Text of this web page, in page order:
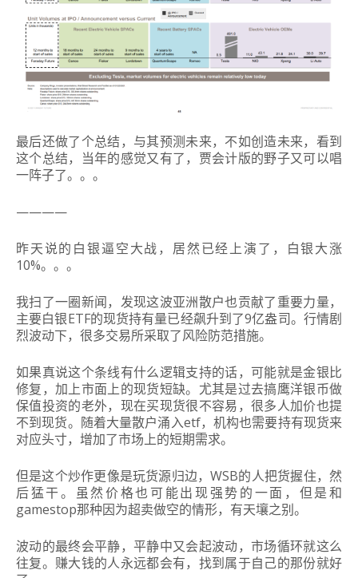
最后还做了个总结，与其预测未来，不如创造未来，看到
这个总结，当年的感觉又有了，贾会计版的野子又可以唱
一阵子了。。。
————
昨天说的白银逼空大战，居然已经上演了，白银大涨
10%。。。
我扫了一圈新闻，发现这波亚洲散户也贡献了重要力量，
主要白银ETF的现货持有量已经飙升到了9亿盎司。行情剧
烈波动下，很多交易所采取了风险防范措施。
如果真说这个条线有什么逻辑支持的话，可能就是金银比
修复，加上市面上的现货短缺。尤其是过去搞鹰洋银币做
保值投资的老外，现在买现货很不容易，很多人加价也提
不到现货。随着大量散户涌入etf，机构也需要持有现货来
对应头寸，增加了市场上的短期需求。
但是这个炒作更像是玩货源归边，WSB的人把货握住，然
后猛干。虽然价格也可能出现强势的一面，但是和
gamestop那种因为超卖做空的情形，有天壤之别。
波动的最终会平静，平静中又会起波动，市场循环就这么
往复。赚大钱的人永远都会有，找到属于自己的那份就好